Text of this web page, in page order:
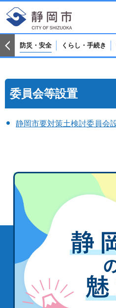
防災・安全 くらし・手続き
委員会等設置
静岡市要対策土検討委員会